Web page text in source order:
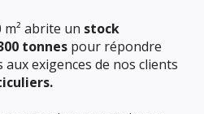
abrite un stock
tonnes pour répondre
exigences de nos clients